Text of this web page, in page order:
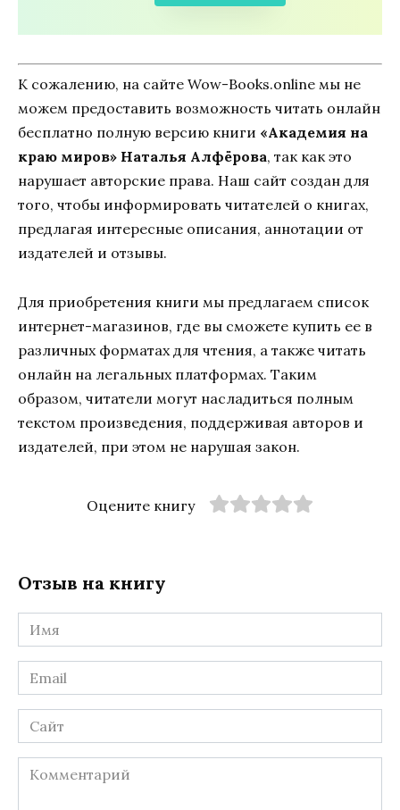
К сожалению, на сайте Wow-Books.online мы не
можем предоставить возможность читать онлайн
бесплатно полную версию книги «Академия на
краю миров» Наталья Алфёрова, так как это
нарушает авторские права. Наш сайт создан для
того, чтобы информировать читателей о книгах,
предлагая интересные описания, аннотации от
издателей и отзывы.
Для приобретения книги мы предлагаем список
интернет-магазинов, где вы сможете купить ее в
различных форматах для чтения, а также читать
онлайн на легальных платформах. Таким
образом, читатели могут насладиться полным
текстом произведения, поддерживая авторов и
издателей, при этом не нарушая закон.
Оцените книгу
Отзыв на книгу
Имя
*
Email
*
Сайт
Комментарий